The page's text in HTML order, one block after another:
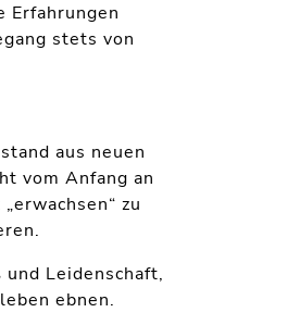
Erfahrungen
stets von
aus neuen
vom Anfang an
zu
Leidenschaft,
ebnen.